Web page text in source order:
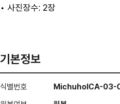
• 사진장수: 2장
기본정보
식별번호
MichuholCA-03-